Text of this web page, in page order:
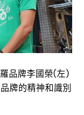
品牌李國榮(左)
牌的精神和識別